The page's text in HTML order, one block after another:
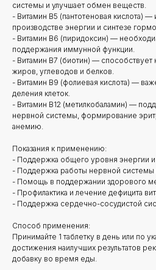
системы и улучшает обмен веществ.
- Витамин B5 (пантотеновая кислота)
производстве энергии и синтезе
- Витамин B6 (пиридоксин) —
поддержания иммунной функции.
- Витамин B7 (биотин) —
жиров, углеводов и белков.
- Витамин B9 (фолиевая кислота) —
деления клеток.
- Витамин B12 (метилкобаламин) —
нервной системы, формирование
анемию.
Показания к применению:
- Поддержка общего уровня энергии
- Поддержка работы нервной системы
- Помощь в поддержании здорового
- Профилактика и лечение дефицита
- Поддержка сердечно-сосудистой
Способ применения:
Принимайте 1 таблетку в день или по
достижения наилучших результатов
добавку во время еды.